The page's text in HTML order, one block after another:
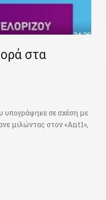
στα
υπογράφηκε σε σχέση με
μιλώντας στον «Ant1»,